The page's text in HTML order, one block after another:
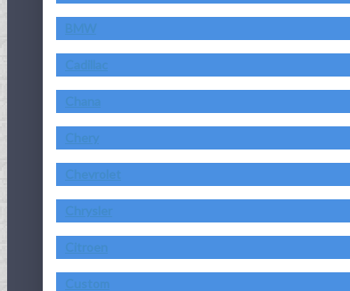
BMW
Cadillac
Chana
Chery
Chevrolet
Chrysler
Citroen
Custom